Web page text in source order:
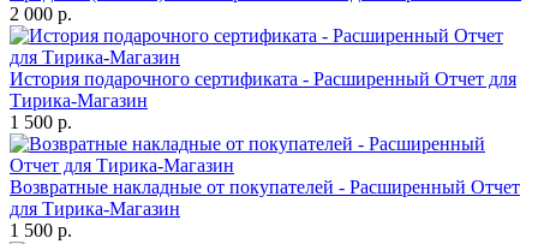
2 000 р.
История подарочного сертификата - Расширенный Отчет для
Тирика-Магазин
1 500 р.
Возвратные накладные от покупателей - Расширенный Отчет
для Тирика-Магазин
1 500 р.